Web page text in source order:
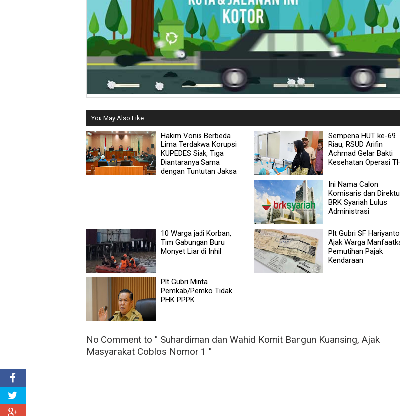
You May Also Like
Hakim Vonis Berbeda
Lima Terdakwa Korupsi
KUPEDES Siak, Tiga
Diantaranya Sama
dengan Tuntutan Jaksa
Sempena HUT ke-69
Riau, RSUD Arifin
Achmad Gelar Bakti
Kesehatan Operasi
Ini Nama Calon
Komisaris dan
BRK Syariah Lulus
Administrasi
10 Warga jadi Korban,
Tim Gabungan Buru
Monyet Liar di Inhil
Plt Gubri SF Hariyanto
Ajak Warga
Pemutihan Pajak
Kendaraan
Plt Gubri Minta
Pemkab/Pemko Tidak
PHK PPPK
No Comment to " Suhardiman dan Wahid Komit Bangun Kuansing, Ajak
Masyarakat Coblos Nomor 1 "